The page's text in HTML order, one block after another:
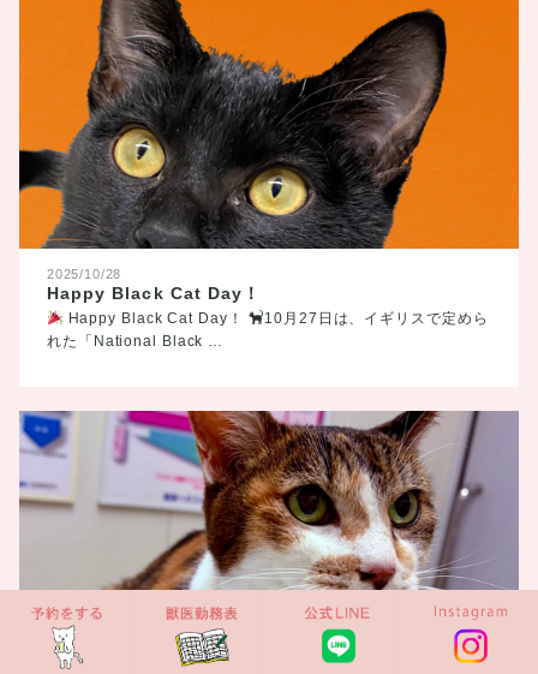
2025/10/28
Happy Black Cat Day！
Happy Black Cat Day！
10月27日は、イギリスで定めら
れた「National Black …